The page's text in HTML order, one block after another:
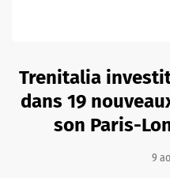
Trenitalia
dans 19
son Paris-
9